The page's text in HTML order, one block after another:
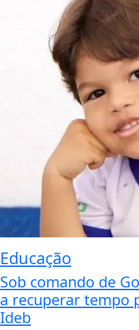
Educação
Sob comando de
a recuperar tempo
Ideb